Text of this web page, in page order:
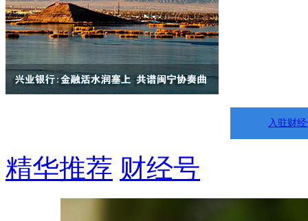
入驻财
精华推荐 财经号